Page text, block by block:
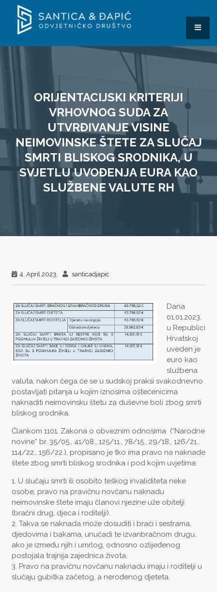
content
Santica & Đapić
ORIJENTACIJSKI KRITERIJI
VRHOVNOG SUDA ZA
UTVRĐIVANJE VISINE
NEIMOVINSKE ŠTETE ZA SLUČAJ
SMRTI BLISKOG SRODNIKA, U
SVJETLU UVOĐENJA EURA KAO
SLUŽBENE VALUTE RH
4. April 2023. santicadjapic
Dana
01.01.2023.
u Republici
Hrvatskoj
uveden je
euro kao
službena
valuta, nakon čega će se u sudskoj praksi svakodnevno
postavljati pitanja u kojim iznosima oštećenicima
naknaditi neimovinsku štetu za duševne boli zbog smrti
bliskog srodnika.
Člankom 1101. Zakona o obveznim odnosima (“Narodne
novine” br. 35/05., 41/08., 125/11., 78/15., 29/18., 126/21.,
114/22., 156/22.), propisano je tko ima pravo na naknade
štete zbog smrti bliskog srodnika i pod kojim uvjetima:
U slučaju smrti ili osobito teškog invaliditeta neke
osobe, pravo na pravičnu novčanu naknadu
neimovinske štete imaju članovi njezine uže obitelji
(bračni drug, djeca i roditelji).
Takva se naknada može dosuditi i braći i sestrama,
djedovima i bakama, unučadi te izvanbračnom drugu,
ako je između njih i umrlog, odnosno ozlijeđenog
postojala trajnija zajednica života.
Pravo na pravičnu novčanu naknadu imaju i roditelji u
slučaju gubitka začetog, a nerođenog djeteta.